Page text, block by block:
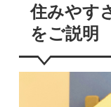
住みやす
をご説明